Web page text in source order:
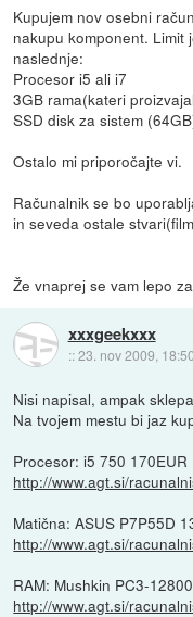
Kupujem nov osebni
nakupu komponent.
naslednje:
Procesor i5 ali i7
3GB rama(kateri
SSD disk za sistem
Ostalo mi priporočajte vi.
Računalnik se bo
in seveda ostale
Že vnaprej se vam lepo
xxxgeekxxx
::23. nov 2009, 18:50
Nisi napisal, ampak
Na tvojem mestu bi jaz
Procesor: i5 750 170EUR
http://www.agt.si/
Matična: ASUS P7P55D
http://www.agt.si/
RAM: Mushkin PC3-
http://www.agt.si/